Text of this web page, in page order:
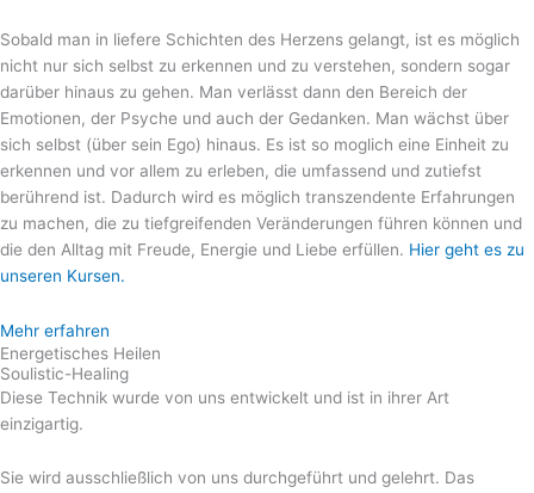
Sobald man in liefere Schichten des Herzens gelangt, ist es möglich
nicht nur sich selbst zu erkennen und zu verstehen, sondern sogar
darüber hinaus zu gehen. Man verlässt dann den Bereich der
Emotionen, der Psyche und auch der Gedanken. Man wächst über
sich selbst (über sein Ego) hinaus. Es ist so moglich eine Einheit zu
erkennen und vor allem zu erleben, die umfassend und zutiefst
berührend ist. Dadurch wird es möglich transzendente Erfahrungen
zu machen, die zu tiefgreifenden Veränderungen führen können und
die den Alltag mit Freude, Energie und Liebe erfüllen. Hier geht es zu
unseren Kursen.
Mehr erfahren
Energetisches Heilen
Soulistic-Healing
Diese Technik wurde von uns entwickelt und ist in ihrer Art
einzigartig.
Sie wird ausschließlich von uns durchgeführt und gelehrt. Das